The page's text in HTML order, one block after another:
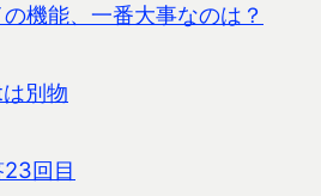
機能、一番大事なのは？
別物
回目